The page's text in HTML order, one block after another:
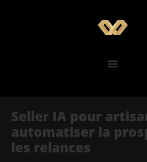
Seller IA pour
automatiser la
les relances